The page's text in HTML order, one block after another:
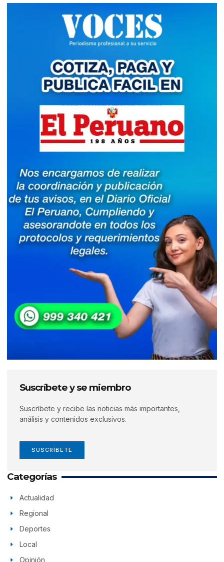
Suscríbete y se miembro
Suscríbete y recibe las noticias más importantes,
análisis y contenidos exclusivos.
SUSCRÍBETE
Categorías
Actualidad
Regional
Deportes
Local
Opinión